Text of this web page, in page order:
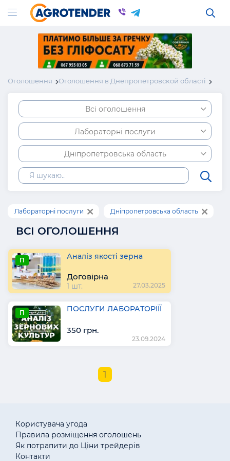
Оголошення Оголошення в Днепропетровской області
Всі оголошення
Лабораторні послуги
Дніпропетровська область
Лабораторні послуги Дніпропетровська область
ВСІ ОГОЛОШЕННЯ
П Аналіз якості зерна
Договірна
1 шт. 27.03.2025
П ПОСЛУГИ ЛАБОРАТОРІЇЇ
350 грн.
23.09.2024
1
Користувача угода
Правила розміщення оголошень
Як потрапити до Ціни трейдерів
Контакти